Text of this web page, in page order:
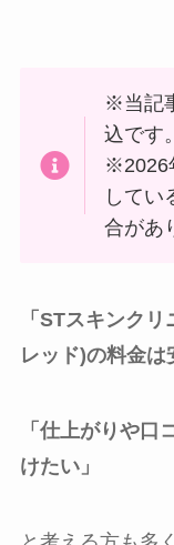
※当記
込です。
※2026
してい
合があ
「STスキンク
レッド)の料金は
「仕上がりや口
けたい」